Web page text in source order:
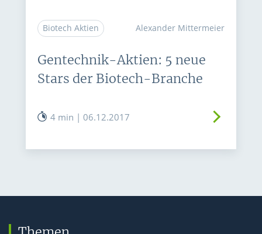
Biotech Aktien Alexander Mittermeier
Gentechnik-Aktien: 5 neue
Stars der Biotech-Branche
4 min | 06.12.2017